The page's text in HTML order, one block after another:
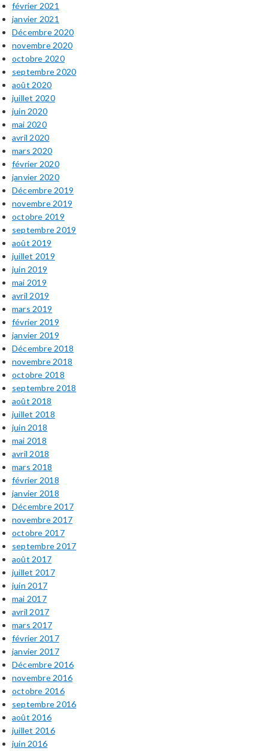
février 2021
janvier 2021
Décembre 2020
novembre 2020
octobre 2020
septembre 2020
août 2020
juillet 2020
juin 2020
mai 2020
avril 2020
mars 2020
février 2020
janvier 2020
Décembre 2019
novembre 2019
octobre 2019
septembre 2019
août 2019
juillet 2019
juin 2019
mai 2019
avril 2019
mars 2019
février 2019
janvier 2019
Décembre 2018
novembre 2018
octobre 2018
septembre 2018
août 2018
juillet 2018
juin 2018
mai 2018
avril 2018
mars 2018
février 2018
janvier 2018
Décembre 2017
novembre 2017
octobre 2017
septembre 2017
août 2017
juillet 2017
juin 2017
mai 2017
avril 2017
mars 2017
février 2017
janvier 2017
Décembre 2016
novembre 2016
octobre 2016
septembre 2016
août 2016
juillet 2016
juin 2016